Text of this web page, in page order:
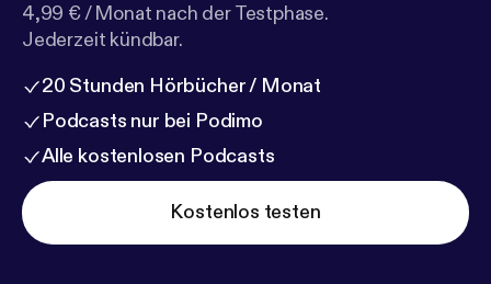
4,99 € / Monat nach der Testphase.
Jederzeit kündbar.
20 Stunden Hörbücher / Monat
Podcasts nur bei Podimo
Alle kostenlosen Podcasts
Kostenlos testen